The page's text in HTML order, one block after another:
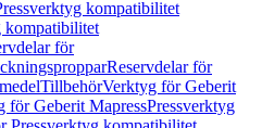
kompatibilitet
kompatibilitet
för
Reservdelar för
TillbehörVerktyg för Geberit
för Geberit MapressPressverktyg